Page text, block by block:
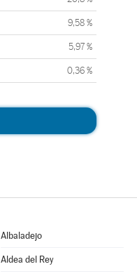
9,58 %
5,97 %
0,36 %
Albaladejo
Aldea del Rey